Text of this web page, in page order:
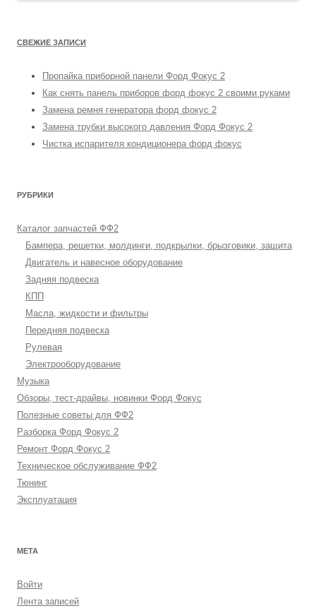
СВЕЖИЕ ЗАПИСИ
Пропайка приборной панели Форд Фокус 2
Как снять панель приборов форд фокус 2 своими руками
Замена ремня генератора форд фокус 2
Замена трубки высокого давления Форд Фокус 2
Чистка испарителя кондиционера форд фокус
РУБРИКИ
Каталог запчастей ФФ2
Бампера, решетки, молдинги, подкрылки, брызговики, защита
Двигатель и навесное оборудование
Задняя подвеска
КПП
Масла, жидкости и фильтры
Передняя подвеска
Рулевая
Электрооборудование
Музыка
Обзоры, тест-драйвы, новинки Форд Фокус
Полезные советы для ФФ2
Разборка Форд Фокус 2
Ремонт Форд Фокус 2
Техническое обслуживание ФФ2
Тюнинг
Эксплуатация
МЕТА
Войти
Лента записей